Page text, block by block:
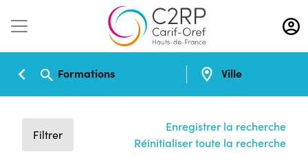
Aller
au
contenu
Formations Ville
Filtrer
Enregistrer la recherche
Réinitialiser toute la recherche